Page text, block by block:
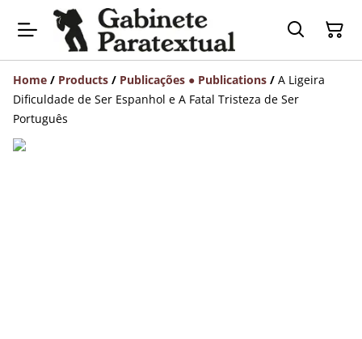
Home / Products / Publicações ● Publications / A Ligeira
Dificuldade de Ser Espanhol e A Fatal Tristeza de Ser
Português